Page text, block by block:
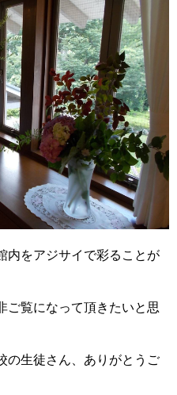
内をアジサイで彩ることが
ご覧になって頂きたいと思
の生徒さん、ありがとうご